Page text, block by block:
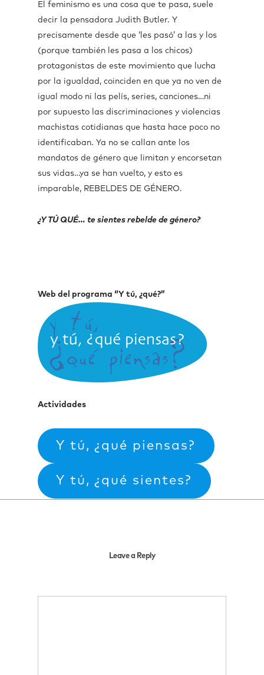
El feminismo es una cosa que te pasa, suele
decir la pensadora Judith Butler. Y
precisamente desde que ‘les pasó’ a las y los
(porque también les pasa a los chicos)
protagonistas de este movimiento que lucha
por la igualdad, coinciden en que ya no ven de
igual modo ni las pelís, series, canciones…ni
por supuesto las discriminaciones y violencias
machistas cotidianas que hasta hace poco no
identificaban. Ya no se callan ante los
mandatos de género que limitan y encorsetan
sus vidas…ya se han vuelto, y esto es
imparable, REBELDES DE GÉNERO.
¿Y TÚ QUÉ… te sientes rebelde de género?
Web del programa “Y tú, ¿qué?”
Actividades
Y tú, ¿qué piensas?
Y tú, ¿qué sientes?
Leave a Reply